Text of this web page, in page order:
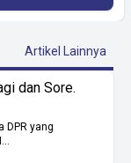
Artikel Lainnya
dan Sore.
DPR yang